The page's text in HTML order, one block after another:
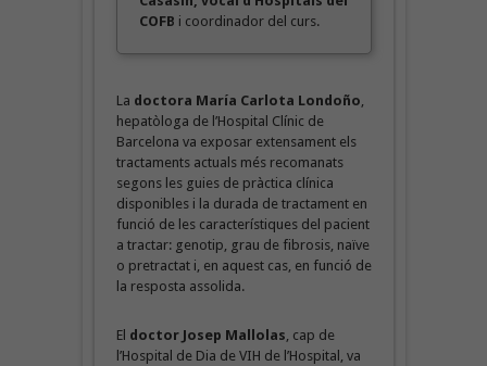
COFB i coordinador del curs.
La doctora María Carlota Londoño
hepatòloga de l’Hospital Clínic de
Barcelona va exposar extensament els
tractaments actuals més recomanats
segons les guies de pràctica clínica
disponibles i la durada de tractament en
funció de les característiques del pacient
a tractar: genotip, grau de fibrosis, naïve
o pretractat i, en aquest cas, en funció de
la resposta assolida.
El doctor Josep Mallolas , cap de
l’Hospital de Dia de VIH de l’Hospital, va